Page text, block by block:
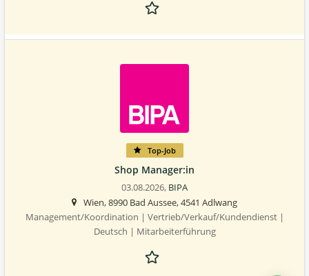
Top-Job
Shop Manager:in
03.08.2026, BIPA
Wien, 8990 Bad Aussee, 4541 Adlwang
Management/Koordination | Vertrieb/Verkauf/Kundendienst |
Deutsch | Mitarbeiterführung